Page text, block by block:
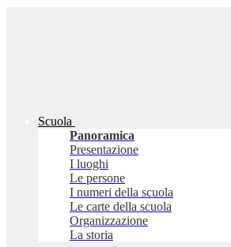
Scuola
Panoramica
Presentazione
I luoghi
Le persone
I numeri della scuola
Le carte della scuola
Organizzazione
La storia